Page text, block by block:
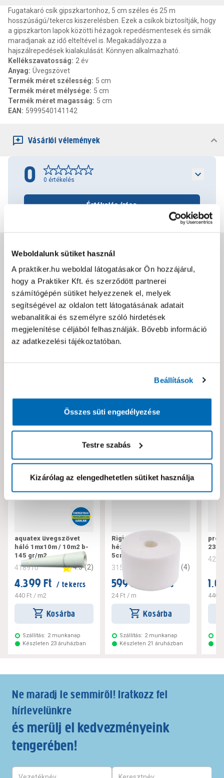
Weboldalunk sütiket használ
A praktiker.hu weboldal látogatásakor Ön hozzájárul,
hogy a Praktiker Kft. és szerződött partnerei
számítógépén sütiket helyezzenek el, melyek
segítségével az oldalon tett látogatásának adatait
webanalitikai és személyre szóló hirdetések
megjelenítése céljából felhasználják. Bővebb információ
az adatkezelési tájékoztatóban.
Beállítások
Összes süti engedélyezése
Testre szabás
Kizárólag az elengedhetetlen sütiket használja
Fugatakaró csík gipszkartonhoz, 5 cm széles és 25 m
hosszúságú/tekercs kiszerelésben. Ezek a csíkok biztosítják, hogy
a gipszkarton lapok közötti hézagok repedésmentesek és simák
maradjanak az idő elteltével is. Megakadályozza a
hajszálrepedések kialakulását. Könnyen alkalmazható.
Kellékszavatosság: 2 év
Anyag: Üvegszövet
Termék méret szélesség: 5 cm
Termék méret mélysége: 5 cm
Termék méret magasság: 5 cm
EAN : 5999540141142
Vásárlói vélemények
0 0 értékelés
Értékelés írása
Jótállás, szavatosság
Csomagolási és súly információk
Dokumentumok, felelős személy
Neked ajánljuk!
aquatex üvegszövet
háló 1mx10m / 10m2 b-
145 gr/m2
418910 4.5 (2)
4.399 Ft / tekercs
440 Ft / m2
Kosárba
Szállítás: 2 munkanap
Készleten 23 áruházban
Rigips üvegszálas
hézagerősítő szalag
5cmx25m/tekercs
315017 (4)
599 Ft / tekercs
24 Ft/ m
Kosárba
Szállítás: 2 munkanap
Készleten 21 áruházban
profi
440
Ne maradj le semmiről! Iratkozz fel
hírlevelünkre
és merülj el kedvezményeink
tengerében!